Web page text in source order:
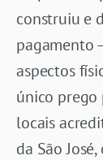
construiu e
pagamento
aspectos
único prego
locais
da São